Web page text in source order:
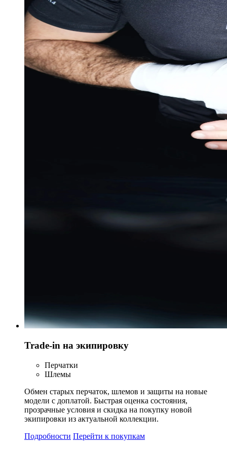
Trade-in на экипировку
Перчатки
Шлемы
Обмен старых перчаток, шлемов и защиты на новые
модели с доплатой. Быстрая оценка состояния,
прозрачные условия и скидка на покупку новой
экипировки из актуальной коллекции.
Подробности Перейти к покупкам